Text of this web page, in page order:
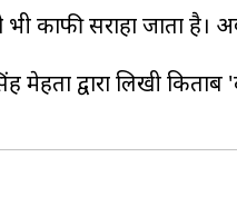
काफी सराहा जाता
मेहता द्वारा लिखी